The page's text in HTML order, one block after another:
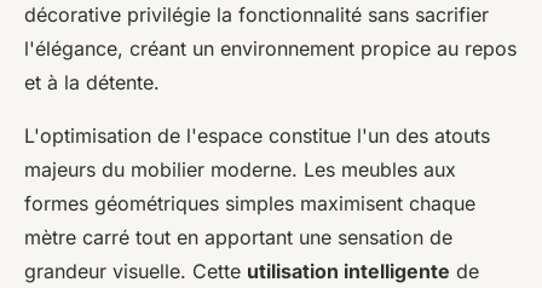
décorative privilégie la fonctionnalité sans sacrifier
l'élégance, créant un environnement propice au repos
et à la détente.
L'optimisation de l'espace constitue l'un des atouts
majeurs du mobilier moderne. Les meubles aux
formes géométriques simples maximisent chaque
mètre carré tout en apportant une sensation de
grandeur visuelle. Cette utilisation intelligente de